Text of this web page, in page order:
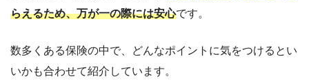
らえるため、万が一の際には安心です。
数多くある保険の中で、どんなポイントに気をつけるとい
いかも合わせて紹介しています。